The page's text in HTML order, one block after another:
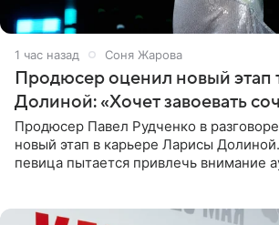
1 час назад Соня Жарова
Продюсер оценил новый этап
Долиной: «Хочет завоевать
Продюсер Павел Рудченко в
новый этап в карьере Ларисы
певица пытается привлечь внимание